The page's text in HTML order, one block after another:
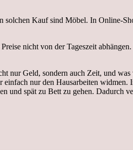
Kauf sind Möbel. In Online-
nicht von der Tageszeit
nur Geld, sondern auch Zeit, und
nur den Hausarbeiten
spät zu Bett zu gehen. Dadurch